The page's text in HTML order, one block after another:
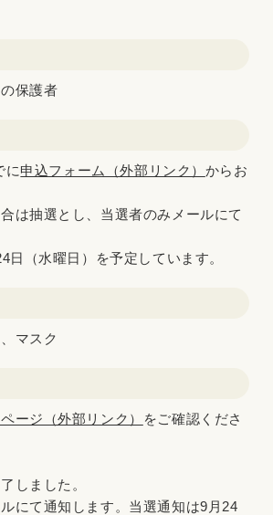
保護者
に申込フォーム（外部リンク） からお
は抽選とし、当選者のみメールにて
日（水曜日）を予定しています。
マスク
ージ（外部リンク）
をご確認くださ
しました。
にて通知します。当選通知は9月24